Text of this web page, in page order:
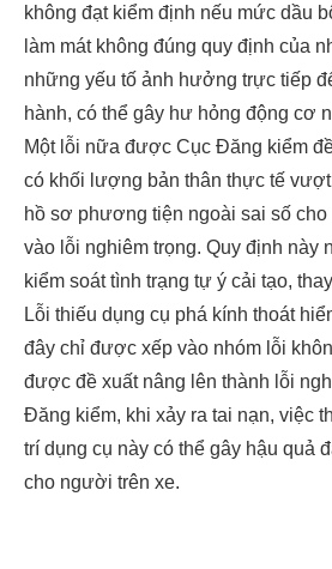
không đạt kiểm định nếu mức dầu
làm mát không đúng quy định của
những yếu tố ảnh hưởng trực tiếp
hành, có thể gây hư hỏng động cơ
Một lỗi nữa được Cục Đăng kiểm
có khối lượng bản thân thực tế
hồ sơ phương tiện ngoài sai số
vào lỗi nghiêm trọng. Quy định này
kiểm soát tình trạng tự ý cải tạo,
Lỗi thiếu dụng cụ phá kính thoát
đây chỉ được xếp vào nhóm lỗi
được đề xuất nâng lên thành lỗi
Đăng kiểm, khi xảy ra tai nạn, việc
trí dụng cụ này có thể gây hậu quả
cho người trên xe.